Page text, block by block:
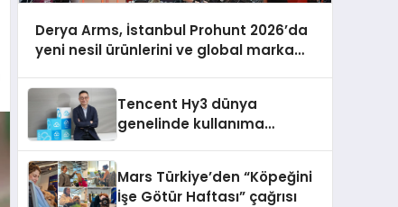
Derya Arms, İstanbul Prohunt 2026’da
yeni nesil ürünlerini ve global marka
Tencent Hy3 dünya
genelinde kullanıma
Mars Türkiye’den “Köpeğini
İşe Götür Haftası” çağrısı